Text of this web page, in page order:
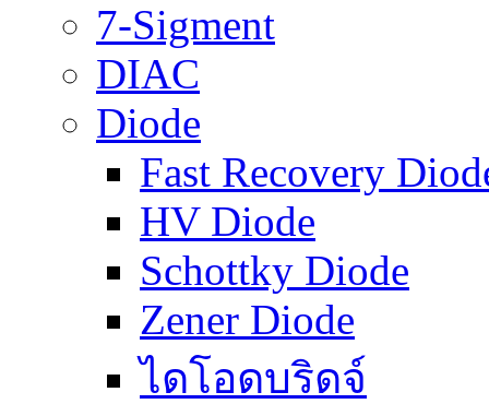
7-Sigment
DIAC
Diode
Fast Recovery
HV Diode
Schottky Diode
Zener Diode
ไดโอดบริดจ์